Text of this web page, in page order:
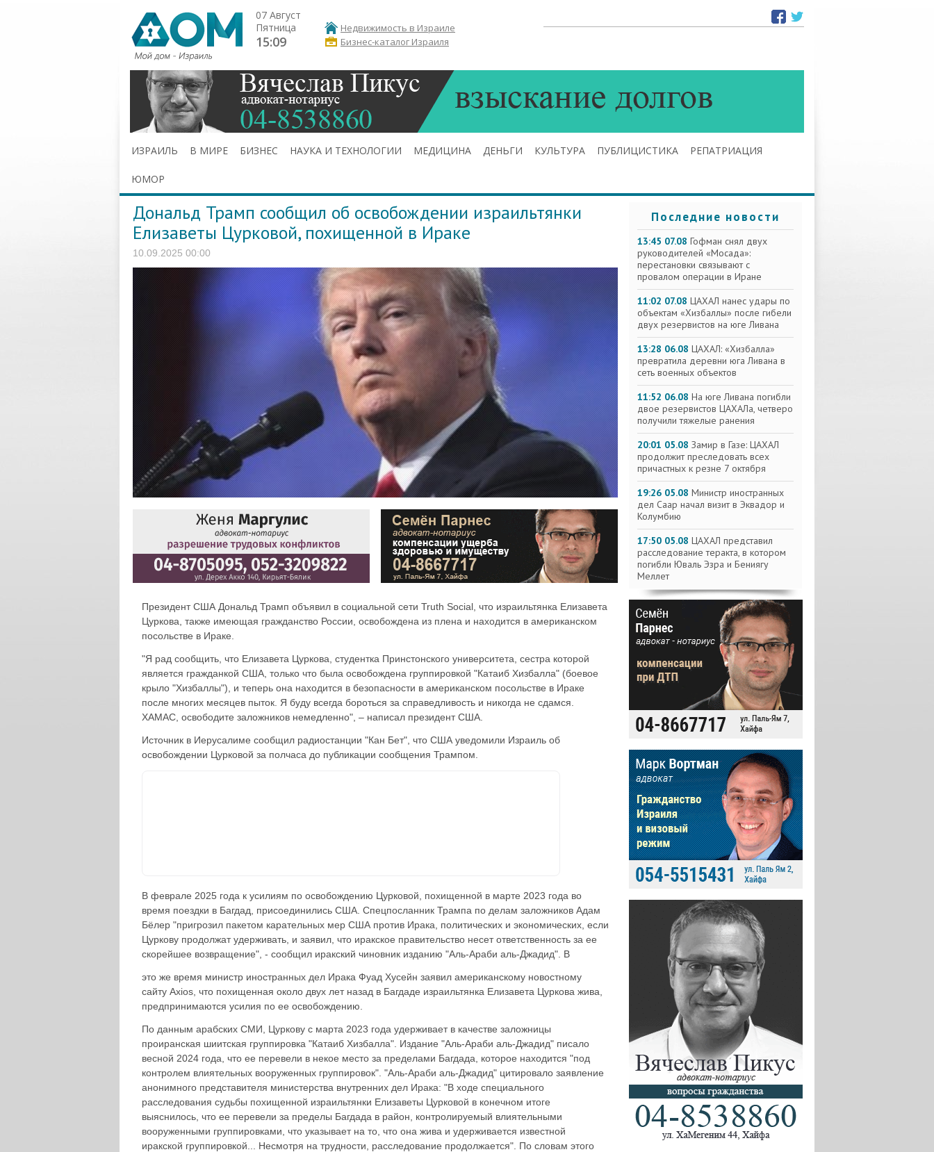
07 Август
Пятница
15:09
Недвижимость в Израиле
Бизнес-каталог Израиля
ИЗРАИЛЬ В МИРЕ БИЗНЕС НАУКА И ТЕХНОЛОГИИ МЕДИЦИНА ДЕНЬГИ КУЛЬТУРА ПУБЛИЦИСТИКА РЕПАТРИАЦИЯ
ЮМОР
Дональд Трамп сообщил об освобождении израильтянки
Елизаветы Цурковой, похищенной в Ираке
10.09.2025 00:00
Президент США Дональд Трамп объявил в социальной сети Truth Social, что израильтянка Елизавета
Цуркова, также имеющая гражданство России, освобождена из плена и находится в американском
посольстве в Ираке.
"Я рад сообщить, что Елизавета Цуркова, студентка Принстонского университета, сестра которой
является гражданкой США, только что была освобождена группировкой "Катаиб Хизбалла" (боевое
крыло "Хизбаллы"), и теперь она находится в безопасности в американском посольстве в Ираке
после многих месяцев пыток. Я буду всегда бороться за справедливость и никогда не сдамся.
ХАМАС, освободите заложников немедленно", – написал президент США.
Источник в Иерусалиме сообщил радиостанции "Кан Бет", что США уведомили Израиль об
освобождении Цурковой за полчаса до публикации сообщения Трампом.
В феврале 2025 года к усилиям по освобождению Цурковой, похищенной в марте 2023 года во
время поездки в Багдад, присоединились США. Спецпосланник Трампа по делам заложников Адам
Бёлер "пригрозил пакетом карательных мер США против Ирака, политических и экономических, если
Цуркову продолжат удерживать, и заявил, что иракское правительство несет ответственность за ее
скорейшее возвращение", - сообщил иракский чиновник изданию "Аль-Араби аль-Джадид". В
это же время министр иностранных дел Ирака Фуад Хусейн заявил американскому новостному
сайту Axios, что похищенная около двух лет назад в Багдаде израильтянка Елизавета Цуркова жива,
предпринимаются усилия по ее освобождению.
По данным арабских СМИ, Цуркову с марта 2023 года удерживает в качестве заложницы
проиранская шиитская группировка "Катаиб Хизбалла". Издание "Аль-Араби аль-Джадид" писало
весной 2024 года, что ее перевели в некое место за пределами Багдада, которое находится "под
контролем влиятельных вооруженных группировок". "Аль-Араби аль-Джадид" цитировало заявление
анонимного представителя министерства внутренних дел Ирака: "В ходе специального
расследования судьбы похищенной израильтянки Елизаветы Цурковой в конечном итоге
выяснилось, что ее перевели за пределы Багдада в район, контролируемый влиятельными
вооруженными группировками, что указывает на то, что она жива и удерживается известной
иракской группировкой... Несмотря на трудности, расследование продолжается". По словам этого
Последние новости
13:45 07.08 Гофман снял двух
руководителей «Мосада»:
перестановки связывают с
провалом операции в Иране
11:02 07.08 ЦАХАЛ нанес удары по
объектам «Хизбаллы» после гибели
двух резервистов на юге Ливана
13:28 06.08 ЦАХАЛ: «Хизбалла»
превратила деревни юга Ливана в
сеть военных объектов
11:52 06.08 На юге Ливана погибли
двое резервистов ЦАХАЛа, четверо
получили тяжелые ранения
20:01 05.08 Замир в Газе: ЦАХАЛ
продолжит преследовать всех
причастных к резне 7 октября
19:26 05.08 Министр иностранных
дел Саар начал визит в Эквадор и
Колумбию
17:50 05.08 ЦАХАЛ представил
расследование теракта, в котором
погибли Юваль Эзра и Бениягу
Меллет